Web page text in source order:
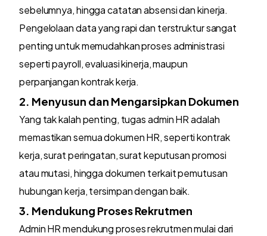
sebelumnya, hingga catatan absensi dan kinerja.
Pengelolaan data yang rapi dan terstruktur sangat
penting untuk memudahkan proses administrasi
seperti payroll, evaluasi kinerja, maupun
perpanjangan kontrak kerja.
2. Menyusun dan Mengarsipkan Dokumen
Yang tak kalah penting, tugas admin HR adalah
memastikan semua dokumen HR, seperti kontrak
kerja, surat peringatan, surat keputusan promosi
atau mutasi, hingga dokumen terkait pemutusan
hubungan kerja, tersimpan dengan baik.
3. Mendukung Proses Rekrutmen
Admin HR mendukung proses rekrutmen mulai dari